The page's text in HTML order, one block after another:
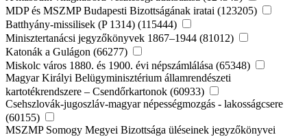
MDP és MSZMP Budapesti Bizottságának iratai (123205)
Batthyány-missilisek (P 1314) (115444)
Minisztertanácsi jegyzőkönyvek 1867–1944 (81012)
Katonák a Gulágon (66277)
Miskolc város 1880. és 1900. évi népszámlálása (65348)
Magyar Királyi Belügyminisztérium államrendészeti
kartotékrendszere – Csendőrkartonok (60933)
Csehszlovák-jugoszláv-magyar népességmozgás - lakosságcsere
(60155)
MSZMP Somogy Megyei Bizottsága üléseinek jegyzőkönyvei